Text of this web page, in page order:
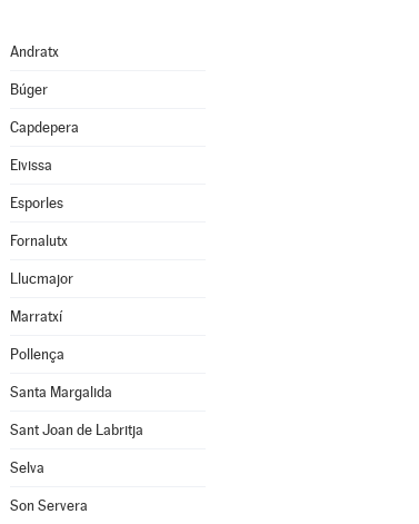
Andratx
Búger
Capdepera
Eivissa
Esporles
Fornalutx
Llucmajor
Marratxí
Pollença
Santa Margalida
Sant Joan de Labritja
Selva
Son Servera